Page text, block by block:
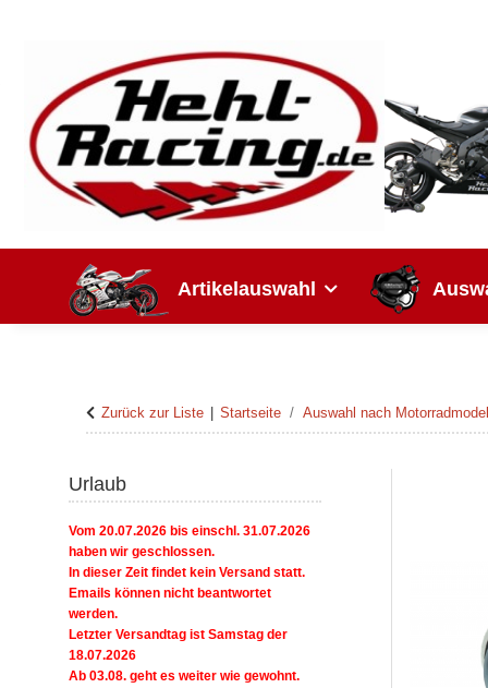
Artikelauswahl
Zurück zur Liste Startseite Auswahl nach
Urlaub
Vom 20.07.2026 bis einschl. 31.07.2026
haben wir geschlossen.
In dieser Zeit findet kein Versand statt.
Emails können nicht beantwortet
werden.
Letzter Versandtag ist Samstag der
18.07.2026
Ab 03.08. geht es weiter wie gewohnt.